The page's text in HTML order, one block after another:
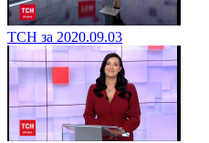
ТСН за 2020.09.03